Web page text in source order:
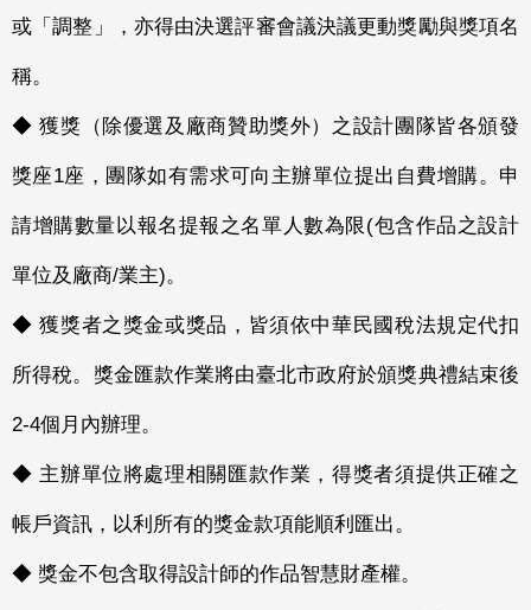
或「調整」，亦得由決選評審會議決議更動獎勵與獎項名
稱。
◆ 獲獎（除優選及廠商贊助獎外）之設計團隊皆各頒發
獎座1座，團隊如有需求可向主辦單位提出自費增購。申
請增購數量以報名提報之名單人數為限(包含作品之設計
單位及廠商/業主)。
◆ 獲獎者之獎金或獎品，皆須依中華民國稅法規定代扣
所得稅。獎金匯款作業將由臺北市政府於頒獎典禮結束後
2-4個月內辦理。
◆ 主辦單位將處理相關匯款作業，得獎者須提供正確之
帳戶資訊，以利所有的獎金款項能順利匯出。
◆ 獎金不包含取得設計師的作品智慧財產權。